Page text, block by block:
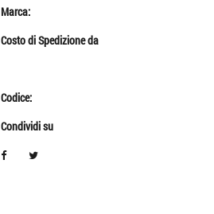
Marca:
Costo di Spedizione da
Codice:
Condividi su